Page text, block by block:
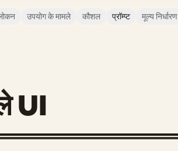
उपयोग के मामले कौशल प्रॉम्प्ट मूल्य निर्धारण
UI